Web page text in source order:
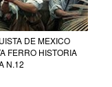
DE MEXICO
FERRO HISTORIA
N.12